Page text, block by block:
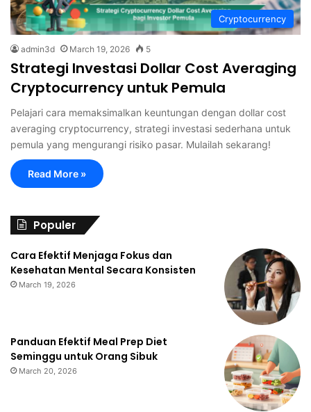
Cryptocurrency
admin3d March 19, 2026 5
Strategi Investasi Dollar Cost Averaging
Cryptocurrency untuk Pemula
Pelajari cara memaksimalkan keuntungan dengan dollar cost
averaging cryptocurrency, strategi investasi sederhana untuk
pemula yang mengurangi risiko pasar. Mulailah sekarang!
Read More »
Populer
Cara Efektif Menjaga Fokus dan
Kesehatan Mental Secara Konsisten
March 19, 2026
Panduan Efektif Meal Prep Diet
Seminggu untuk Orang Sibuk
March 20, 2026